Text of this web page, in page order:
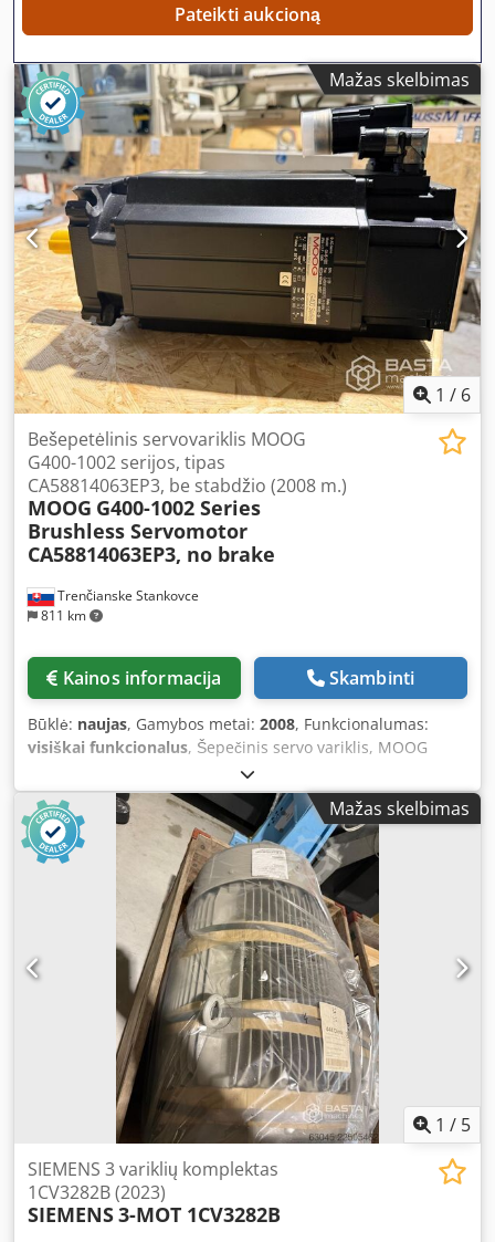
Pateikti aukcioną
Mažas skelbimas
1 / 6
Trenčianske Stankovce
811 km
Bešepetėlinis servovariklis MOOG
G400-1002 serijos, tipas
CA58814063EP3, be stabdžio (2008 m.)
MOOG G400-1002 Series
Brushless Servomotor
CA58814063EP3, no brake
Kainos informacija Skambinti
Būklė: naujas, Gamybos metai: 2008, Funkcionalumas:
visiškai funkcionalus, Šepečinis servo variklis, MOOG
G400-1002 serija Tipas: CA58814063EP3, be stabdžio
Modelis: G445-1002 Galia: 14,3 kW Nominali sukimosi
greitis: 3000 aps./min. Maksimalus sukimosi greitis: 3690
aps./min. Sukimo momentas: 60,3 Nm Srovė: 34,3 A
Įtampa: 600 V Apsaugos klasė: IP65 Pagaminimo metai:
2008-08 Dcjdpfxjzr E Dvs Aczsk
Mažas skelbimas
1 / 5
SIEMENS 3 variklių komplektas
1CV3282B (2023)
SIEMENS3-MOT 1CV3282B